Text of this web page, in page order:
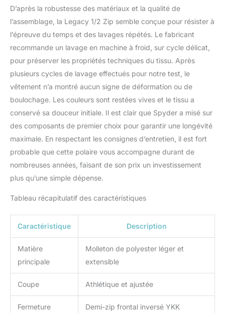
D’après la robustesse des matériaux et la qualité de
l’assemblage, la Legacy 1/2 Zip semble conçue pour résister à
l’épreuve du temps et des lavages répétés. Le fabricant
recommande un lavage en machine à froid, sur cycle délicat,
pour préserver les propriétés techniques du tissu. Après
plusieurs cycles de lavage effectués pour notre test, le
vêtement n’a montré aucun signe de déformation ou de
boulochage. Les couleurs sont restées vives et le tissu a
conservé sa douceur initiale. Il est clair que Spyder a misé sur
des composants de premier choix pour garantir une longévité
maximale. En respectant les consignes d’entretien, il est fort
probable que cette polaire vous accompagne durant de
nombreuses années, faisant de son prix un investissement
plus qu’une simple dépense.
Tableau récapitulatif des caractéristiques
Caractéristique Description
Matière
principale
Molleton de polyester léger et
extensible
Coupe Athlétique et ajustée
Fermeture Demi-zip frontal inversé YKK